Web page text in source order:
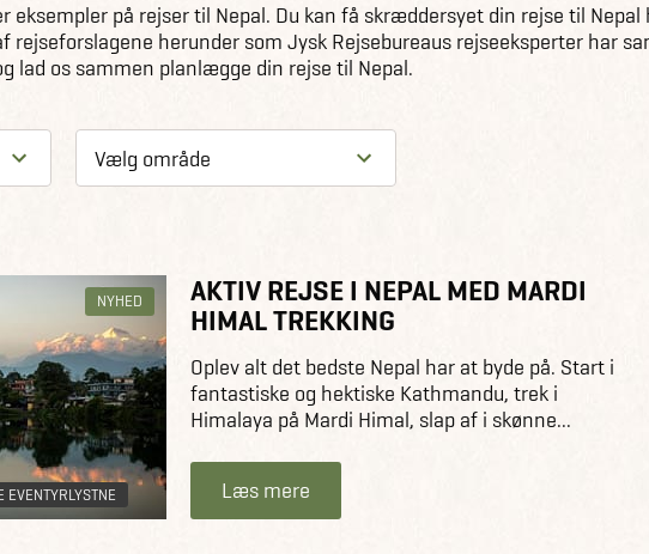
eksempler på rejser til Nepal. Du kan få skræddersyet din rejse til
rejseforslagene herunder som Jysk Rejsebureaus rejseeksperter har
lad os sammen planlægge din rejse til Nepal.
NYHED
EVENTYRLYSTNE
AKTIV REJSE I NEPAL MED MARDI
HIMAL TREKKING
Oplev alt det bedste Nepal har at byde på. Start i
fantastiske og hektiske Kathmandu, trek i
Himalaya på Mardi Himal, slap af i skønne...
Læs mere